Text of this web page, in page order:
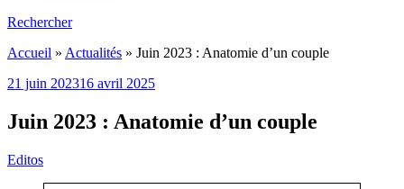
Rechercher
Accueil » Actualités » Juin 2023 : Anatomie d’un couple
21 juin 202316 avril 2025
Juin 2023 : Anatomie d’un couple
Editos